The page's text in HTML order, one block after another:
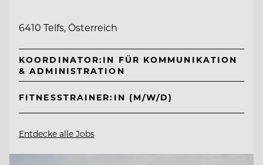
6410 Telfs, Österreich
KOORDINATOR:IN FÜR KOMMUNIKATION
& ADMINISTRATION
FITNESSTRAINER:IN (M/W/D)
Entdecke alle Jobs